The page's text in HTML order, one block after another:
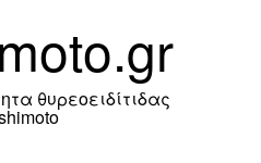
θυρεοειδίτιδας